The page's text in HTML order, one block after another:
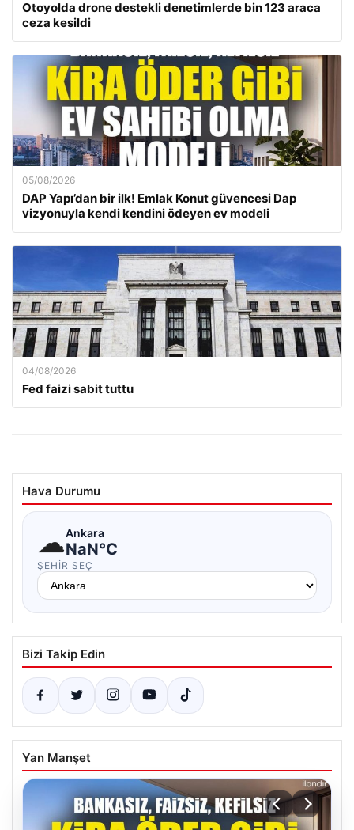
Otoyolda drone destekli denetimlerde bin 123 araca
ceza kesildi
05/08/2026
DAP Yapı’dan bir ilk! Emlak Konut güvencesi Dap
vizyonuyla kendi kendini ödeyen ev modeli
04/08/2026
Fed faizi sabit tuttu
Hava Durumu
☁Ankara
NaN°C
ŞEHIR SEÇ
Bizi Takip Edin
Yan Manşet